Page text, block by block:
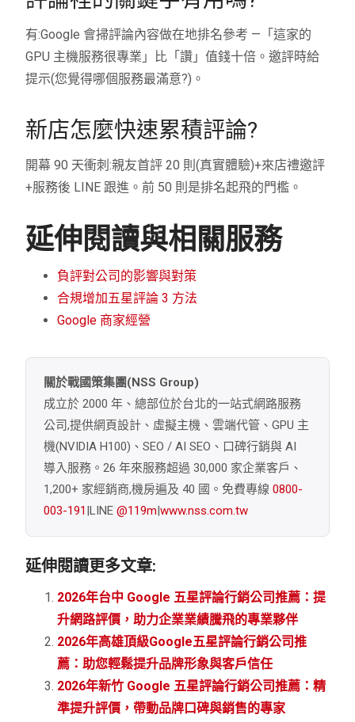
有:Google 會掃評論內容做在地排名參考 —「這家的
GPU 主機服務很專業」比「讚」值錢十倍。邀評時給
提示(您覺得哪個服務最滿意?)。
新店怎麼快速累積評論?
開幕 90 天衝刺:親友首評 20 則(真實體驗)+來店禮邀評
+服務後 LINE 跟進。前 50 則是排名起飛的門檻。
延伸閱讀與相關服務
負評對公司的影響與對策
合規增加五星評論 3 方法
Google 商家經營
關於戰國策集團(NSS Group)
成立於 2000 年、總部位於台北的一站式網路服務
公司,提供網頁設計、虛擬主機、雲端代管、GPU 主
機(NVIDIA H100)、SEO / AI SEO、口碑行銷與 AI
導入服務。26 年來服務超過 30,000 家企業客戶、
1,200+ 家經銷商,機房遍及 40 國。免費專線0800-
003-191|LINE@119m|www.nss.com.tw
延伸閱讀更多文章:
2026年台中 Google 五星評論行銷公司推薦：提
升網路評價，助力企業業績騰飛的專業夥伴
2026年高雄頂級Google五星評論行銷公司推
薦：助您輕鬆提升品牌形象與客戶信任
2026年新竹 Google 五星評論行銷公司推薦：精
準提升評價，帶動品牌口碑與銷售的專家